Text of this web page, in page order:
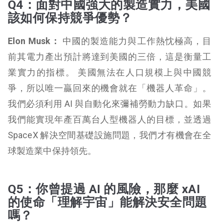
Q4：面對中國強大的製造實力，美國
該如何保持競爭優勢？
Elon Musk：
中國的製造能力與工作熱忱極高，目
前其電力產出預計將達到美國的三倍，這是衡量工
業實力的指標。 美國無法在人口規模上與中國競
爭，所以唯一贏回來的機會就在「機器人革命」。
我們必須利用 AI 與自動化來彌補勞動力缺口。如果
我們能實現年產百萬台人型機器人的目標，並透過
SpaceX 解決空間基礎設施問題，我們才有機會在全
球製造業中保持領先。
Q5：你曾提過 AI 的風險，那麼 xAI
的使命「理解宇宙」能解決安全問題
嗎？